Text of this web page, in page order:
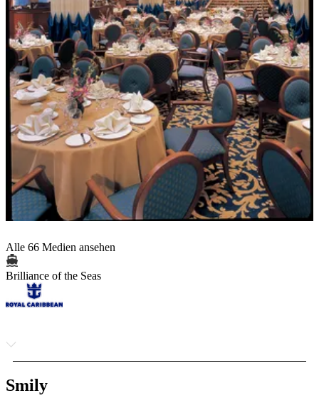
Alle 66 Medien ansehen
Brilliance of the Seas
Smily